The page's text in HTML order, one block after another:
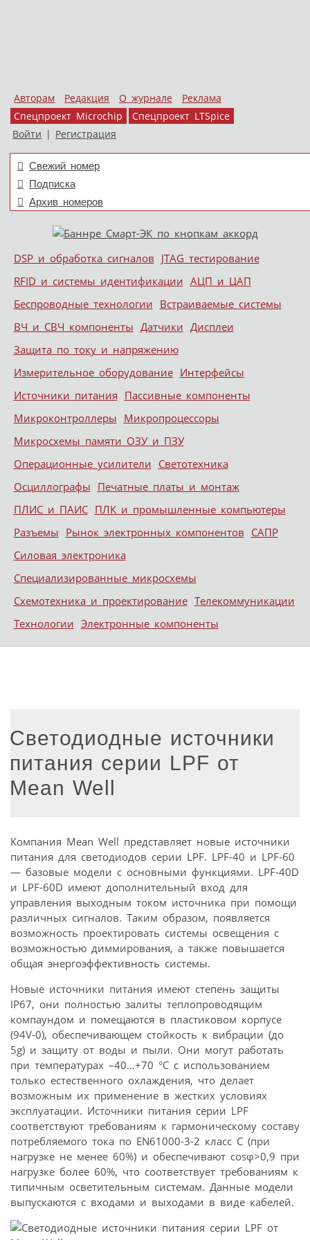
Авторам Редакция О журнале
Реклама
Спецпроект Microchip
Спецпроект LTSpice
Войти | Регистрация
Свежий номер
Подписка
Архив номеров
Меню
Skip to content
DSP и обработка сигналов JTAG тестирование
RFID и системы идентификации АЦП и ЦАП
Беспроводные технологии Встраиваемые системы
ВЧ и СВЧ компоненты Датчики Дисплеи
Защита по току и напряжению
Измерительное оборудование Интерфейсы
Источники питания Пассивные компоненты
Микроконтроллеры Микропроцессоры
Микросхемы памяти ОЗУ и ПЗУ
Операционные усилители Светотехника
Осциллографы Печатные платы и монтаж
ПЛИС и ПАИС ПЛК и промышленные компьютеры
Разъемы Рынок электронных компонентов САПР
Силовая электроника
Специализированные микросхемы
Схемотехника и проектирование Телекоммуникации
Технологии Электронные компоненты
Светодиодные источники
питания серии LPF от
Mean Well
Компания Mean Well представляет новые источники
питания для светодиодов серии LPF. LPF-40 и LPF-60
— базовые модели с основными функциями. LPF-40D
и LPF-60D имеют дополнительный вход для
управления выходным током источника при помощи
различных сигналов. Таким образом, появляется
возможность проектировать системы освещения с
возможностью диммирования, а также повышается
общая энергоэффективность системы.
Новые источники питания имеют степень защиты
IP67, они полностью залиты теплопроводящим
компаундом и помещаются в пластиковом корпусе
(94V-0), обеспечивающем стойкость к вибрации (до
5g) и защиту от воды и пыли. Они могут работать
при температурах –40…+70 °С с использованием
только естественного охлаждения, что делает
возможным их применение в жестких условиях
эксплуатации. Источники питания серии LPF
соответствуют требованиям к гармоническому составу
потребляемого тока по EN61000-3-2 класс С (при
нагрузке не менее 60%) и обеспечивают cosφ>0,9 при
нагрузке более 60%, что соответствует требованиям к
типичным осветительным системам. Данные модели
выпускаются с входами и выходами в виде кабелей.